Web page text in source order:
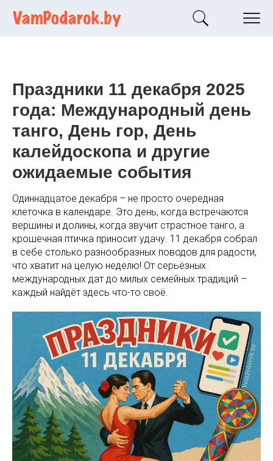
Праздники 11 декабря 2025
года: Международный день
танго, День гор, День
калейдоскопа и другие
ожидаемые события
Одиннадцатое декабря – не просто очередная
клеточка в календаре. Это день, когда встречаются
вершины и долины, когда звучит страстное танго, а
крошечная птичка приносит удачу. 11 декабря собрал
в себе столько разнообразных поводов для радости,
что хватит на целую неделю! От серьёзных
международных дат до милых семейных традиций –
каждый найдёт здесь что-то своё.